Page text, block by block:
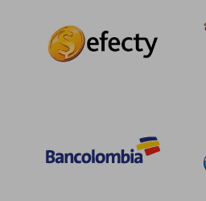
55%
dcto.
$ 116.612